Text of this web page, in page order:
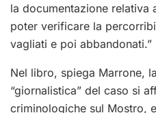
la documentazione relativa
poter verificare la
vagliati e poi abbandonati.”
Nel libro, spiega Marrone,
“giornalistica” del caso si
criminologiche sul Mostro,